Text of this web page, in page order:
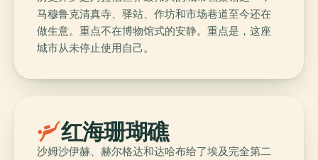
马穆鲁克清真寺、驿站、作坊和市场巷道至今还在
做生意。重点不在博物馆式的安静。重点是，这座
城市从未停止使用自己。
scuba_diving红海珊瑚礁
沙姆沙伊赫、赫尔格达和达哈布给了埃及完全第二